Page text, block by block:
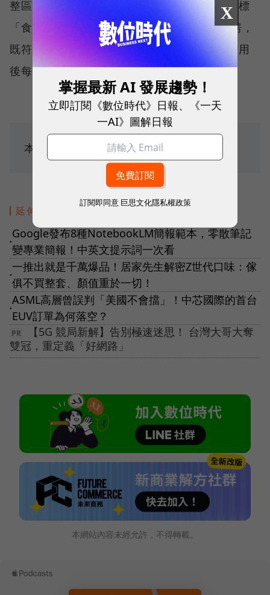
整區隔作業需要烹煮區、配膳區、處理區，超標
「食品安全管制系統（HACCP）」規範的廚房，
既符合食品安全，又可提高便當最大產量，啟用
後每日將可供應2萬8,700個便當，產能擴增。
本文授權轉載自 《工商時報》
延伸閱讀
●
Google發布8種NotebookLM簡報範本，零散筆記
變專業簡報！中英文提示詞一次看
●
一推出就是千萬爆品！居家先生解密Z世代口味：傢
俱不買整套、顏值重於一切！
●
ASML高層曾誤判「美國不會擋」！中芯國際的首台
EUV訂單為何落空？
【5G 競局新解】告別極速迷思！ 台灣大哥大奪
雙冠，重定義「好網路」
本網站內容未經允許，不得轉載。
X
掌握最新 AI 發展趨勢！
立即訂閱《數位時代》日報、《一天
一AI》圖解日報
訂閱即同意 巨思文化隱私權政策